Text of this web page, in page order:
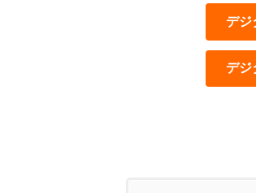
デジ
デジ